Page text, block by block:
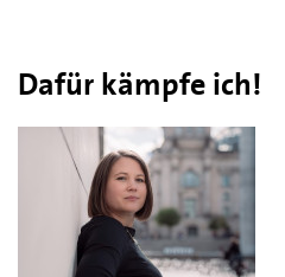
Dafür kämpfe ich!